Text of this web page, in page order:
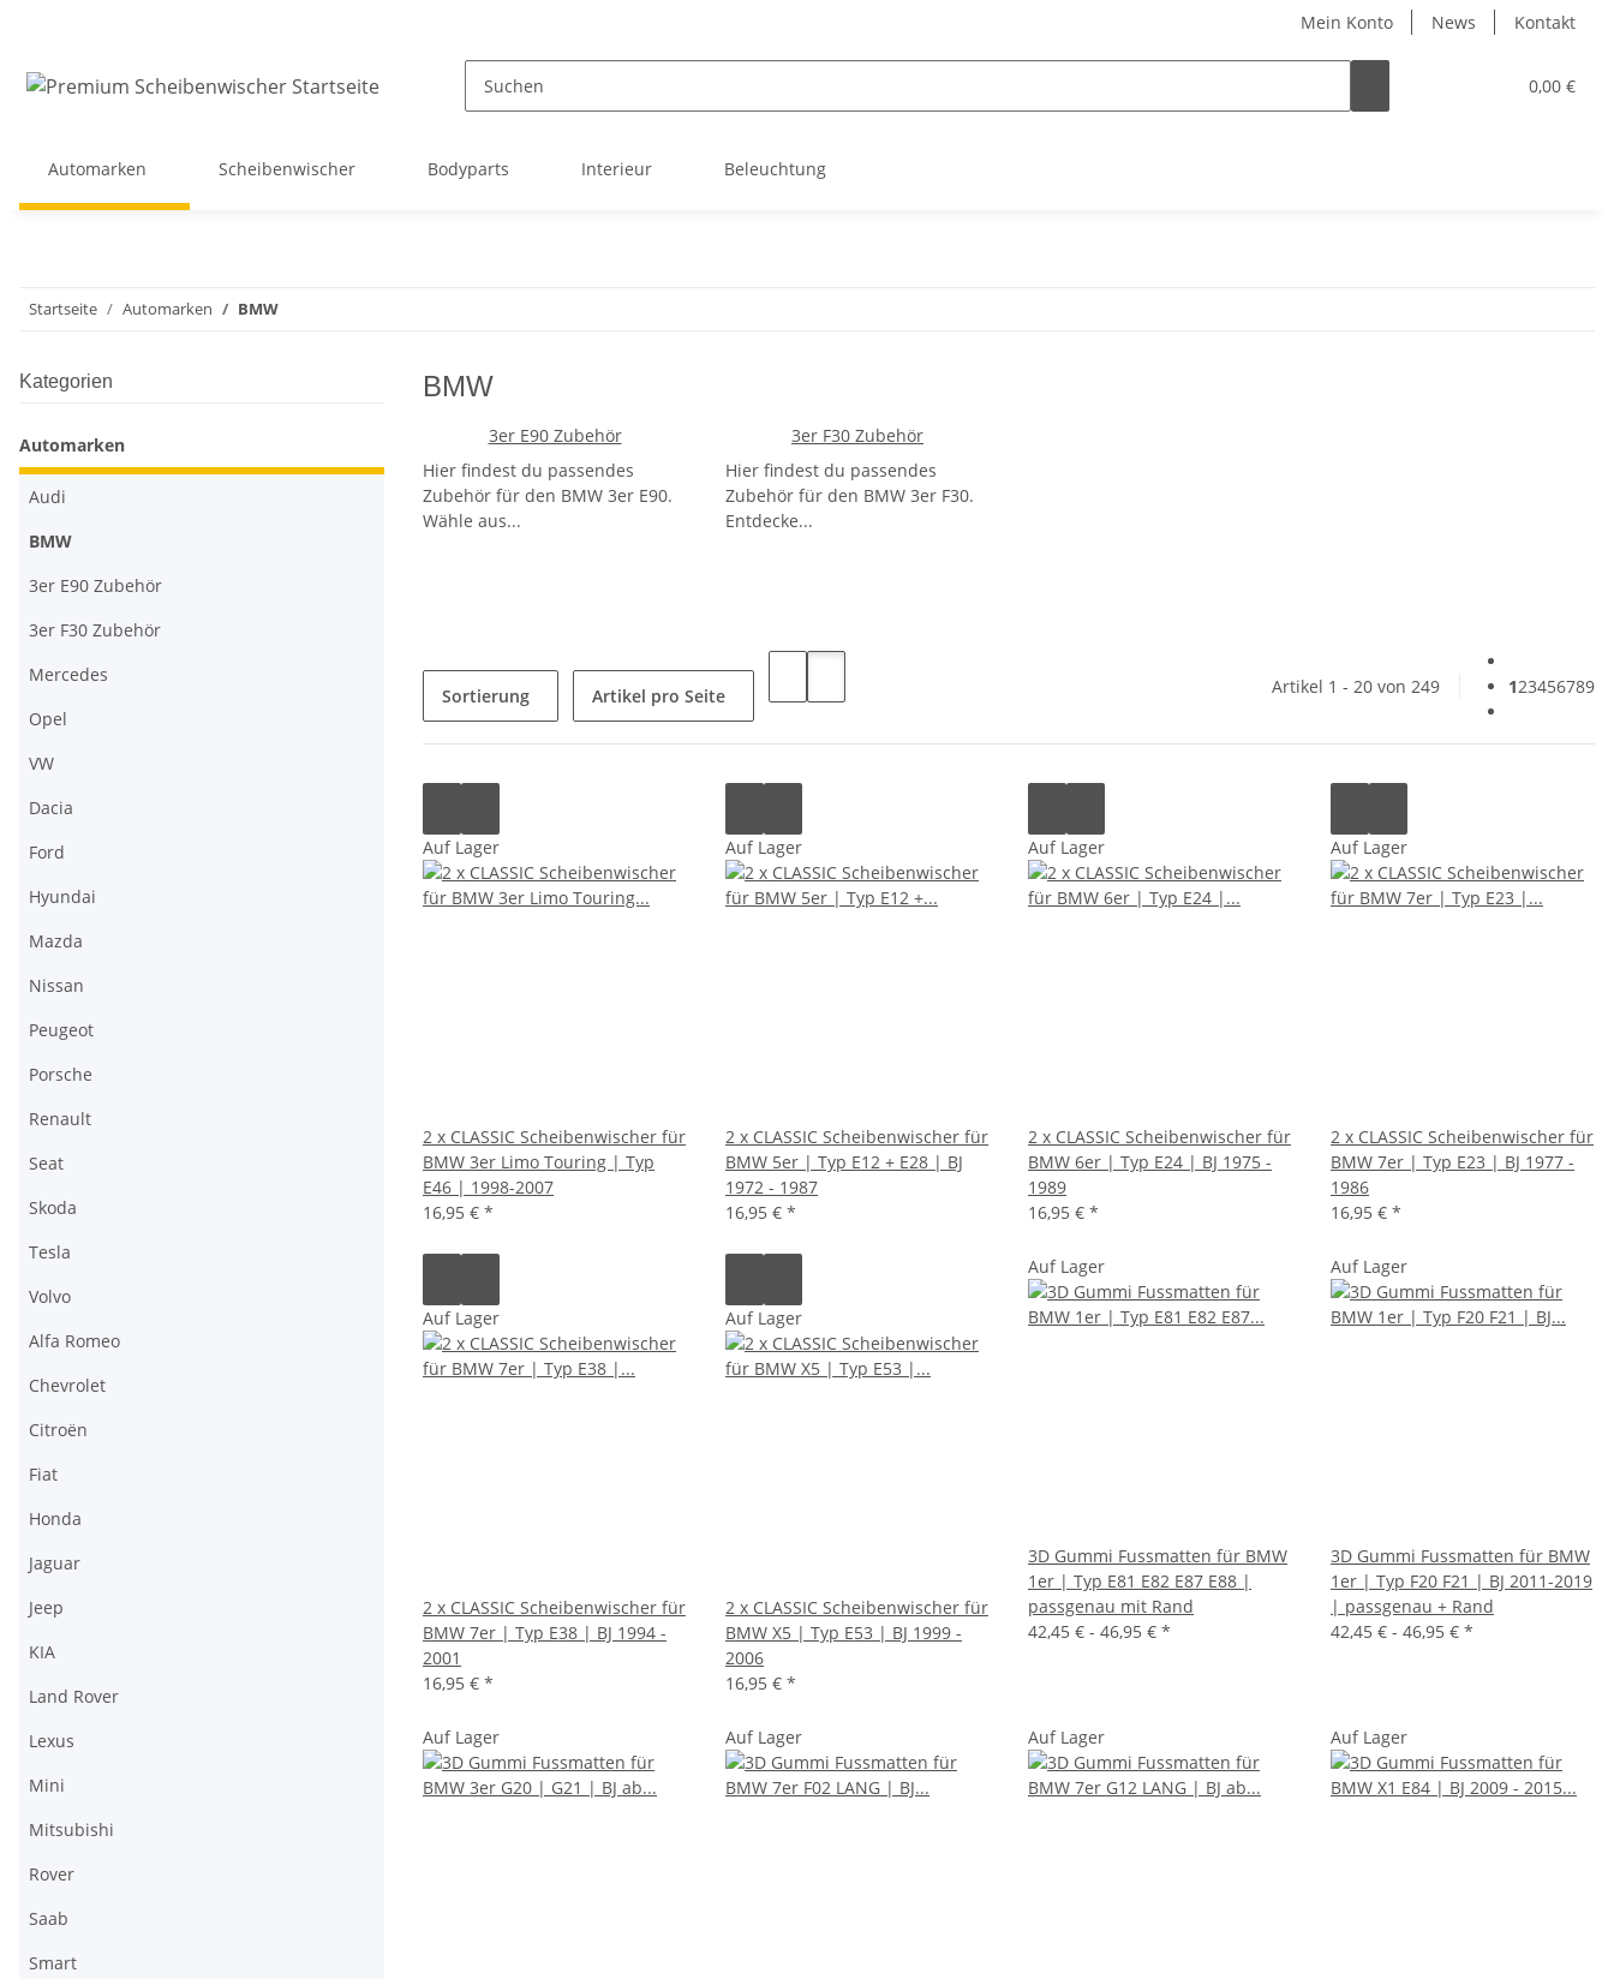
Mein Konto News Kontakt
0,00 €
Automarken Scheibenwischer Bodyparts Interieur Beleuchtung
Startseite Automarken BMW
BMW
3er E90 Zubehör
Hier findest du passendes
Zubehör für den BMW 3er E90.
Wähle aus...
3er F30 Zubehör
Hier findest du passendes
Zubehör für den BMW 3er F30.
Entdecke...
Sortierung Artikel pro Seite Artikel 1 - 20 von 249 123456789
Auf Lager
2 x CLASSIC Scheibenwischer für
BMW 3er Limo Touring | Typ
E46 | 1998-2007
16,95 € *
Auf Lager
2 x CLASSIC Scheibenwischer für
BMW 5er | Typ E12 + E28 | BJ
1972 - 1987
16,95 € *
Auf Lager
2 x CLASSIC Scheibenwischer für
BMW 6er | Typ E24 | BJ 1975 -
1989
16,95 € *
Auf Lager
2 x CLASSIC Scheibenwischer für
BMW 7er | Typ E23 | BJ 1977 -
1986
16,95 € *
Auf Lager
2 x CLASSIC Scheibenwischer für
BMW 7er | Typ E38 | BJ 1994 -
2001
16,95 € *
Auf Lager
2 x CLASSIC Scheibenwischer für
BMW X5 | Typ E53 | BJ 1999 -
2006
16,95 € *
Auf Lager
3D Gummi Fussmatten für BMW
1er | Typ E81 E82 E87 E88 |
passgenau mit Rand
42,45 € - 46,95 € *
Auf Lager
3D Gummi Fussmatten für BMW
1er | Typ F20 F21 | BJ 2011-2019
| passgenau + Rand
42,45 € - 46,95 € *
Auf Lager Auf Lager Auf Lager Auf Lager
Kategorien
Automarken
Audi
BMW
3er E90 Zubehör
3er F30 Zubehör
Mercedes
Opel
VW
Dacia
Ford
Hyundai
Mazda
Nissan
Peugeot
Porsche
Renault
Seat
Skoda
Tesla
Volvo
Alfa Romeo
Chevrolet
Citroën
Fiat
Honda
Jaguar
Jeep
KIA
Land Rover
Lexus
Mini
Mitsubishi
Rover
Saab
Smart